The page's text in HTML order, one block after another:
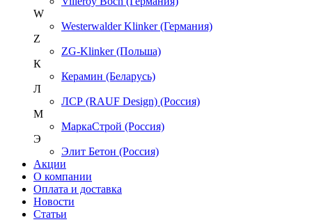
W
Westerwalder Klinker (Германия)
Z
ZG-Klinker (Польша)
К
Керамин (Беларусь)
Л
ЛСР (RAUF Design) (Россия)
М
МаркаСтрой (Россия)
Э
Элит Бетон (Россия)
Акции
О компании
Оплата и доставка
Новости
Статьи